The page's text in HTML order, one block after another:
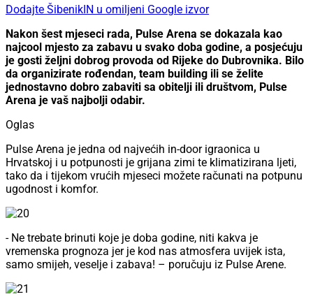
Dodajte ŠibenikIN u omiljeni Google izvor
Nakon šest mjeseci rada, Pulse Arena se dokazala kao
najcool mjesto za zabavu u svako doba godine, a posjećuju
je gosti željni dobrog provoda od Rijeke do Dubrovnika. Bilo
da organizirate rođendan, team building ili se želite
jednostavno dobro zabaviti sa obitelji ili društvom, Pulse
Arena je vaš najbolji odabir.
Oglas
Pulse Arena je jedna od najvećih in-door igraonica u
Hrvatskoj i u potpunosti je grijana zimi te klimatizirana ljeti,
tako da i tijekom vrućih mjeseci možete računati na potpunu
ugodnost i komfor.
- Ne trebate brinuti koje je doba godine, niti kakva je
vremenska prognoza jer je kod nas atmosfera uvijek ista,
samo smijeh, veselje i zabava! – poručuju iz Pulse Arene.